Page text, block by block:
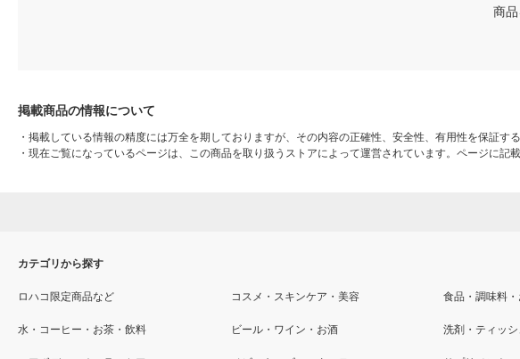
商
掲載商品の情報について
・ 掲載している情報の精度には万全を期しておりますが、その内容の正確性、安全性、有用性を保証す
・ 現在ご覧になっているページは、この商品を取り扱うストアによって運営されています。ページに記
カテゴリから探す
ロハコ限定商品など コスメ・スキンケア・美容 食品・調味料
水・コーヒー・お茶・飲料 ビール・ワイン・お酒 洗剤・ティッ